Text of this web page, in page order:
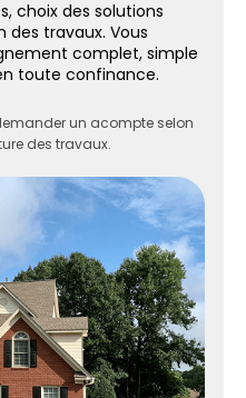
choix des solutions
travaux. Vous
complet, simple
toute confinance.
un acompte selon
des travaux.